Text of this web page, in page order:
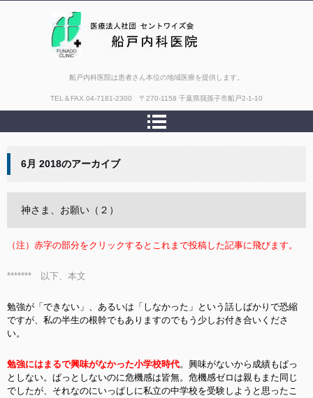
船戸内科医院は患者さん本位の地域医療を提供します。
TEL＆FAX. 04-7181-2300 〒270-1158 千葉県我孫子市船戸2-1-10
6月 2018のアーカイブ
神さま、お願い（２）
（注）赤字の部分をクリックするとこれまで投稿した記事に飛びます。
******* 以下、本文
勉強が「できない」、あるいは「しなかった」という話しばかりで恐縮
ですが、私の半生の根幹でもありますのでもう少しお付き合いくださ
い。
勉強にはまるで興味がなかった小学校時代。興味がないから成績もぱっ
としない。ぱっとしないのに危機感は皆無。危機感ゼロは親もまた同じ
でしたが、それなのにいっぱしに私立の中学校を受験しようと思ったこ